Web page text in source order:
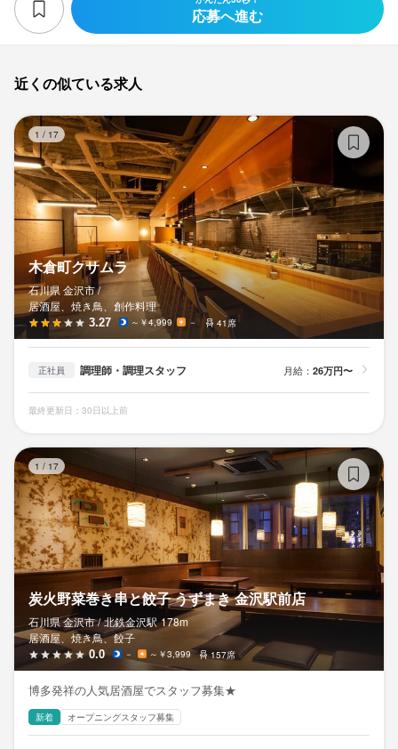
応募へ進む
近くの似ている求人
1 / 17
木倉町クサムラ
石川県 金沢市 /
居酒屋、焼き鳥、創作料理
3.27 ～￥4,999 － 41席
正社員 調理師・調理スタッフ 月給： 26万円〜
最終更新日：30日以上前
1 / 17
炭火野菜巻き串と餃子 うずまき 金沢駅前店
石川県 金沢市 / 北鉄金沢駅 178m
居酒屋、焼き鳥、餃子
0.0 － ～￥3,999 157席
博多発祥の人気居酒屋でスタッフ募集★
新着 オープニングスタッフ募集